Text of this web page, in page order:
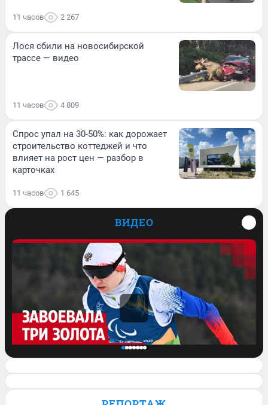
11 часов 2 267
Лося сбили на новосибирской
трассе — видео
11 часов 4 809
Спрос упал на 30-50%: как дорожает
строительство коттеджей и что
влияет на рост цен — разбор в
карточках
11 часов 1 645
ВИДЕО
Паралимпиаде: история сильной духом